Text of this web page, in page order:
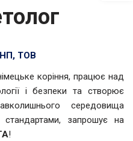
ТОВ
коріння, працює над
і безпеки та створює
середовища
запрошує на
!